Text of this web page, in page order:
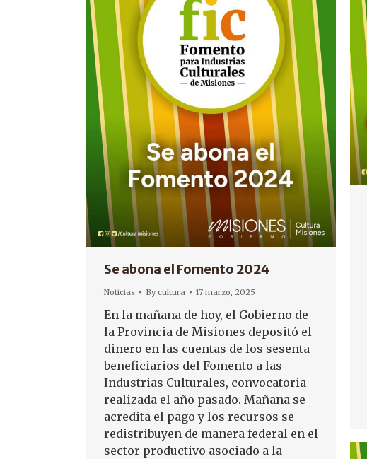
Se abona el Fomento 2024
Noticias Bycultura 17 marzo, 2025
En la mañana de hoy, el Gobierno de
la Provincia de Misiones depositó el
dinero en las cuentas de los sesenta
beneficiarios del Fomento a las
Industrias Culturales, convocatoria
realizada el año pasado. Mañana se
acredita el pago y los recursos se
redistribuyen de manera federal en el
sector productivo asociado a la